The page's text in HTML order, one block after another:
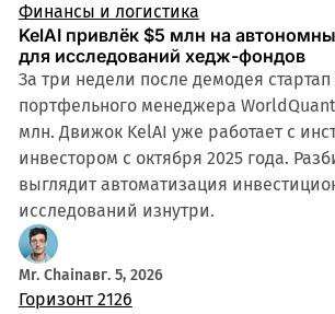
Финансы и логистика
KelAI привлёк $5 млн на
для исследований хедж-фондов
За три недели после демодея
портфельного менеджера
млн. Движок KelAI уже работает с
инвестором с октября 2025 года.
выглядит автоматизация
исследований изнутри.
Mr. Chainавг. 5, 2026
Горизонт 2126